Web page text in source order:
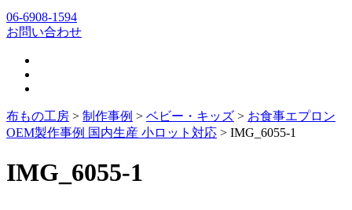
06-6908-1594
お問い合わせ
布もの工房 > 制作事例 > ベビー・キッズ > お食事エプロン
OEM製作事例 国内生産 小ロット対応 > IMG_6055-1
IMG_6055-1